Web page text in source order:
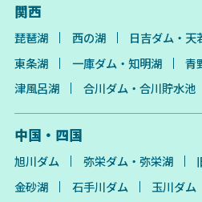
関西
琵琶湖 西の湖 日吉ダム・天
東条湖
一庫ダム・知明湖 青
津風呂湖
合川ダム・合川貯水池
中国・四国
旭川ダム 弥栄ダム・弥栄湖
金砂湖
石手川ダム 玉川ダム